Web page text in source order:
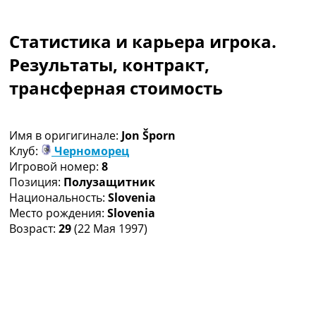
Чемпионат Мира
Украина. Премьер-Лига
Украина. Первая Лига
Лига Чемпионов
Другие Турниры >>>
Таблицы
Таблицы групп Чемпионата Мира
Украина. Премьер-Лига
Украина. Первая Лига
Лига Чемпионов. Таблицы групп
Англия. Премьер-Лига
Статистика и карьера игрока.
Результаты, контракт,
трансферная стоимость
Имя в оригигинале: Jon Šporn
Клуб:
Черноморец
Игровой номер: 8
Позиция: Полузащитник
Национальность: Slovenia
Место рождения: Slovenia
Возраст: 29(22 Мая 1997)